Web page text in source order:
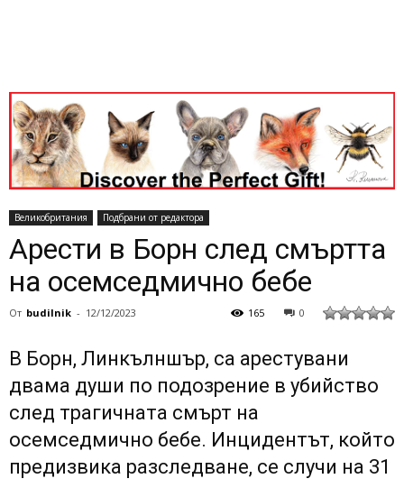
Великобритания Подбрани от редактора
Арести в Борн след смъртта
на осемседмично бебе
От budilnik - 12/12/2023 0
165
В Борн, Линкълншър, са арестувани
двама души по подозрение в убийство
след трагичната смърт на
осемседмично бебе. Инцидентът, който
предизвика разследване, се случи на 31